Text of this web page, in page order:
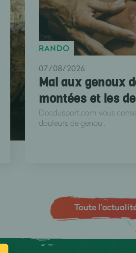
RANDO
07/08/2026
Mal aux genoux
montées et les
Docdusport.com vous
douleurs de genou .
Toute